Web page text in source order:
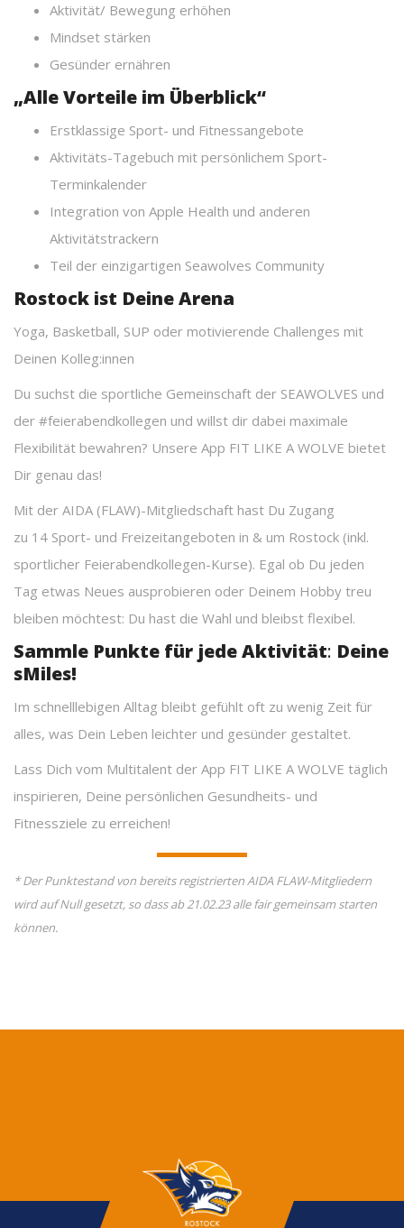
Aktivität/ Bewegung erhöhen
Mindset stärken
Gesünder ernähren
„Alle Vorteile im Überblick“
Erstklassige Sport- und Fitnessangebote
Aktivitäts-Tagebuch mit persönlichem Sport-
Terminkalender
Integration von Apple Health und anderen
Aktivitätstrackern
Teil der einzigartigen Seawolves Community
Rostock ist Deine Arena
Yoga, Basketball, SUP oder motivierende Challenges mit
Deinen Kolleg:innen
Du suchst die sportliche Gemeinschaft der SEAWOLVES und
der #feierabendkollegen und willst dir dabei maximale
Flexibilität bewahren? Unsere App FIT LIKE A WOLVE bietet
Dir genau das!
Mit der AIDA (FLAW)-Mitgliedschaft hast Du Zugang
zu 14 Sport- und Freizeitangeboten in & um Rostock (inkl.
sportlicher Feierabendkollegen-Kurse). Egal ob Du jeden
Tag etwas Neues ausprobieren oder Deinem Hobby treu
bleiben möchtest: Du hast die Wahl und bleibst flexibel.
Sammle Punkte für jede Aktivität: Deine
sMiles!
Im schnelllebigen Alltag bleibt gefühlt oft zu wenig Zeit für
alles, was Dein Leben leichter und gesünder gestaltet.
Lass Dich vom Multitalent der App FIT LIKE A WOLVE täglich
inspirieren, Deine persönlichen Gesundheits- und
Fitnessziele zu erreichen!
* Der Punktestand von bereits registrierten AIDA FLAW-Mitgliedern
wird auf Null gesetzt, so dass ab 21.02.23 alle fair gemeinsam starten
können.